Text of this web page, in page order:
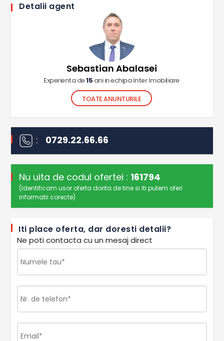
Detalii agent
Sebastian Abalasei
Experienta de15 ani in echipa Inter Imobiliare
TOATE ANUNTURILE
: 0729.22.66.66
Nu uita de codul ofertei : 161794
(Identificam usor oferta dorita de tine si iti putem oferi
informatii corecte)
Iti place oferta, dar doresti detalii?
Ne poti contacta cu un mesaj direct